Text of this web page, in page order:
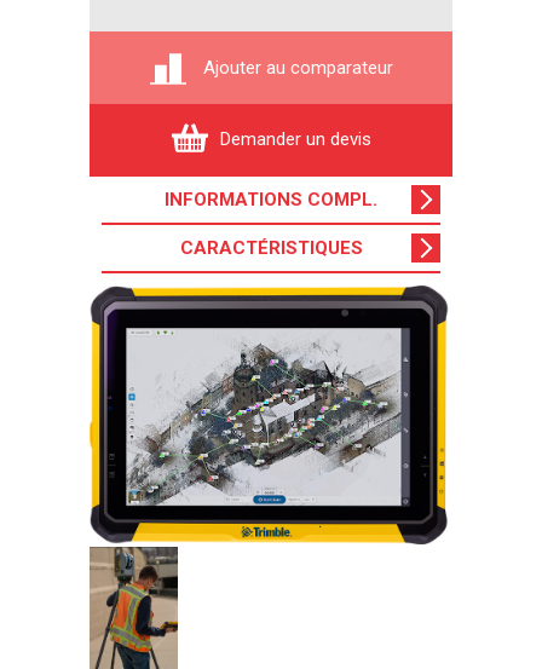
Ajouter au comparateur
Demander un devis
INFORMATIONS COMPL.
CARACTÉRISTIQUES